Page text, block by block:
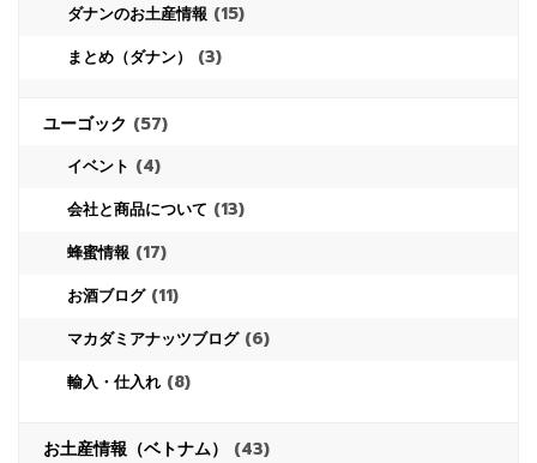
ダナンのお土産情報 (15)
まとめ（ダナン） (3)
ユーゴック (57)
イベント (4)
会社と商品について (13)
蜂蜜情報 (17)
お酒ブログ(11)
マカダミアナッツブログ(6)
輸入・仕入れ (8)
お土産情報（ベトナム） (43)